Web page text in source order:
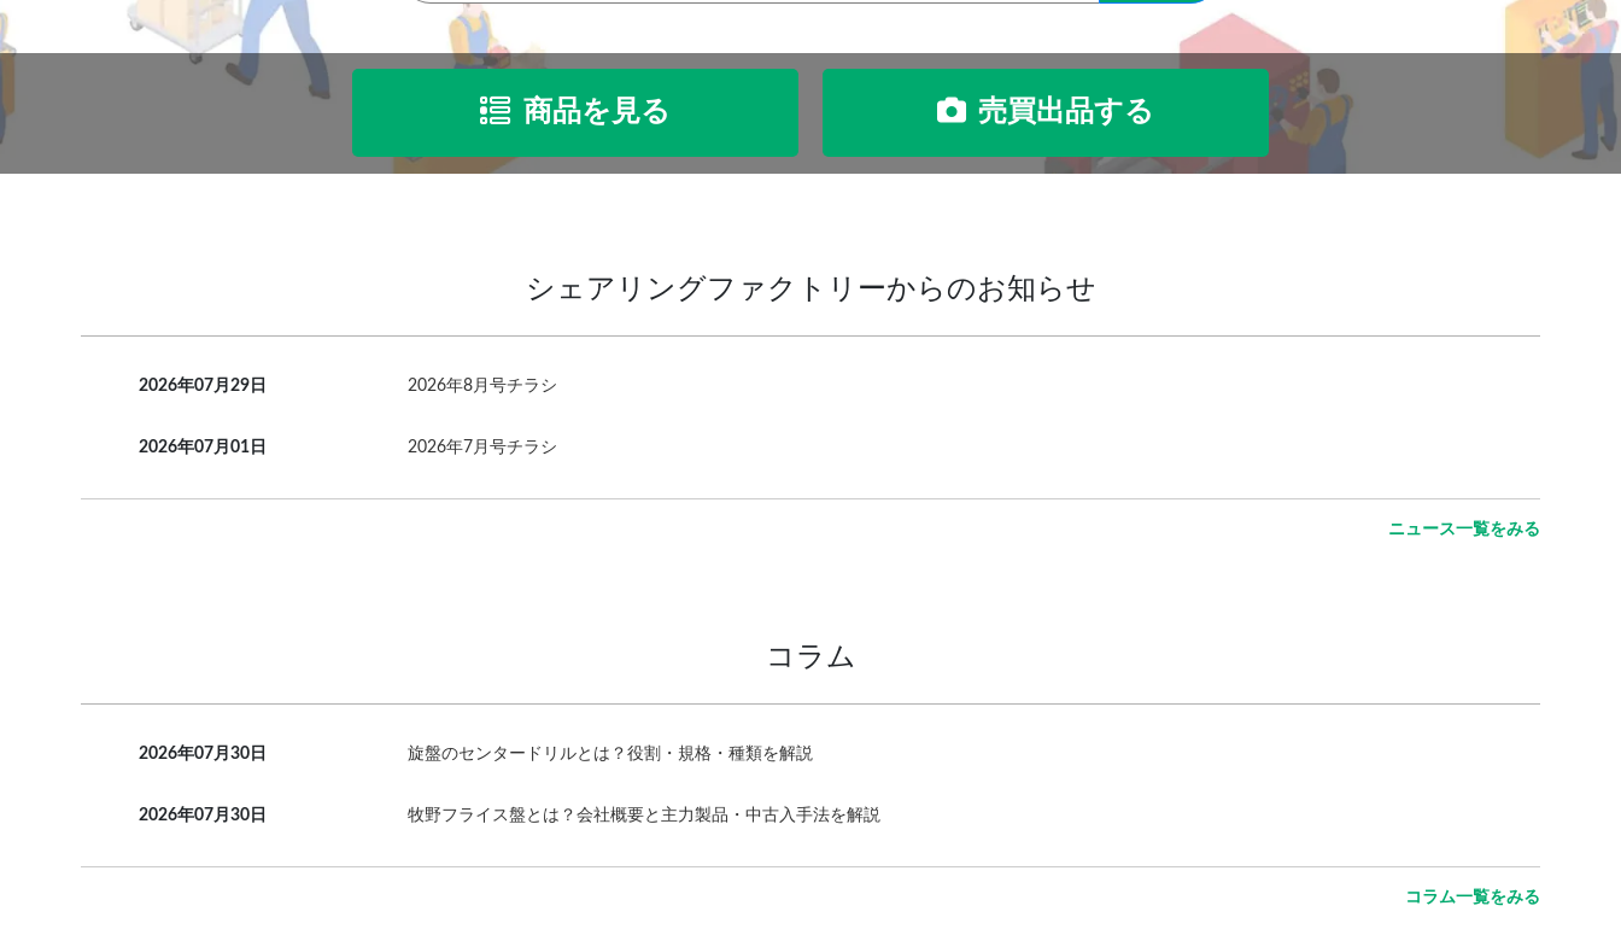
商品を見る 売買出品する
シェアリングファクトリーからのお知らせ
2026年07月29日 2026年8月号チラシ
2026年07月01日 2026年7月号チラシ
ニュース一覧をみる
コラム
2026年07月30日 旋盤のセンタードリルとは？役割・規格・種類を解説
2026年07月30日 牧野フライス盤とは？会社概要と主力製品・中古入手法を解説
コラム一覧をみる